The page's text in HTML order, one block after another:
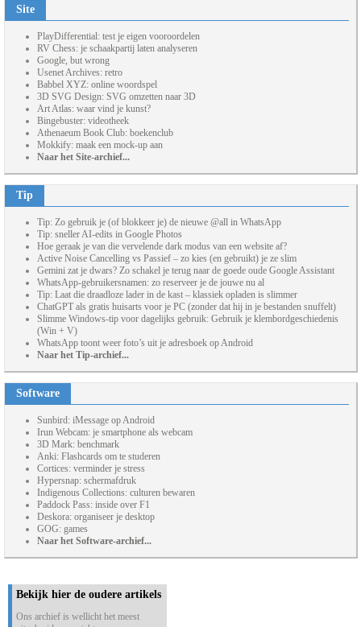
Site
PlayDifferential: test je eigen vooroordelen
RV Chess: je schaakpartij laten analyseren
Google, but wrong
Usenet Archives: retro
Babbel XYZ: online woordspel
3D SVG Design: SVG omzetten naar 3D
Art Atlas: waar vind je kunst?
Bingebuster: videotheek
Athenaeum Book Club: boekenclub
Mokkify: maak een mock-up aan
Naar het Site-archief...
Tip
Tip: Zo gebruik je (of blokkeer je) de nieuwe @all in WhatsApp
Tip: sneller AI-edits in Google Photos
Hoe geraak je van die vervelende dark modus van een website af?
Active Noise Cancelling vs Passief – zo kies (en gebruikt) je ze slim
Gemini zat je dwars? Zo schakel je terug naar de goede oude Google Assistant
WhatsApp-gebruikersnamen: zo reserveer je de jouwe nu al
Tip: Laat die draadloze lader in de kast – klassiek opladen is slimmer
ChatGPT als gratis huisarts voor je PC (zonder dat hij in je bestanden snuffelt)
Slimme Windows-tip voor dagelijks gebruik: Gebruik je klembordgeschiedenis
(Win + V)
WhatsApp toont weer foto’s uit je adresboek op Android
Naar het Tip-archief...
Software
Sunbird: iMessage op Android
Irun Webcam: je smartphone als webcam
3D Mark: benchmark
Anki: Flashcards om te studeren
Cortices: verminder je stress
Hypersnap: schermafdruk
Indigenous Collections: culturen bewaren
Paddock Pass: inside over F1
Deskora: organiseer je desktop
GOG: games
Naar het Software-archief...
Bekijk hier de oudere artikels
Ons archief is wellicht het meest